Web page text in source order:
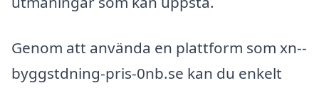
Genom att använda en plattform som xn--
byggstdning-pris-0nb.se kan du enkelt